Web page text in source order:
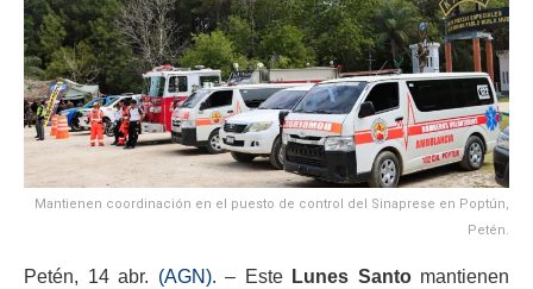
Mantienen coordinación en el puesto de control del Sinaprese en Poptún,
Petén.
Petén, 14 abr. (AGN). – Este Lunes Santomantienen